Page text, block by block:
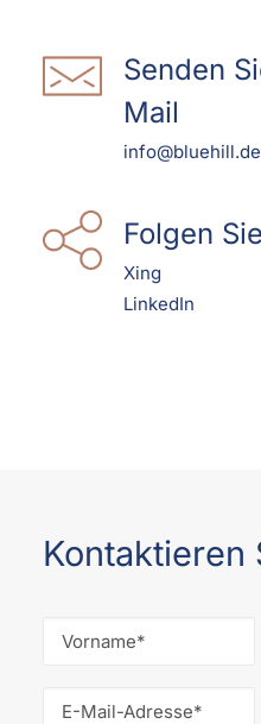
Senden
Mail
info@bluehill.de
Folgen
Xing
LinkedIn
Kontaktieren